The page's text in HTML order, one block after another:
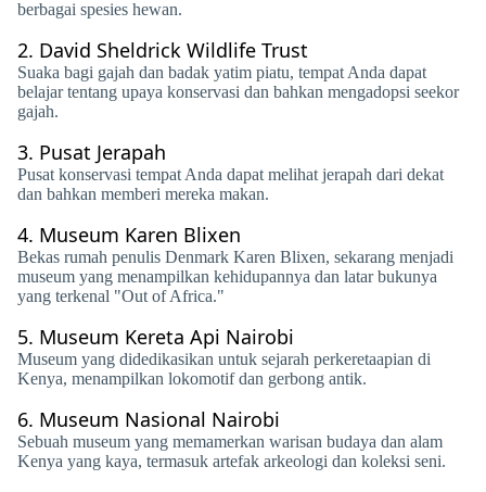
berbagai spesies hewan.
2. David Sheldrick Wildlife Trust
Suaka bagi gajah dan badak yatim piatu, tempat Anda dapat
belajar tentang upaya konservasi dan bahkan mengadopsi seekor
gajah.
3. Pusat Jerapah
Pusat konservasi tempat Anda dapat melihat jerapah dari dekat
dan bahkan memberi mereka makan.
4. Museum Karen Blixen
Bekas rumah penulis Denmark Karen Blixen, sekarang menjadi
museum yang menampilkan kehidupannya dan latar bukunya
yang terkenal "Out of Africa."
5. Museum Kereta Api Nairobi
Museum yang didedikasikan untuk sejarah perkeretaapian di
Kenya, menampilkan lokomotif dan gerbong antik.
6. Museum Nasional Nairobi
Sebuah museum yang memamerkan warisan budaya dan alam
Kenya yang kaya, termasuk artefak arkeologi dan koleksi seni.